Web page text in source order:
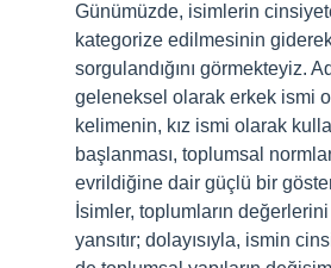
Günümüzde, isimlerin
kategorize edilmesinin
sorgulandığını görmekteyiz.
geleneksel olarak erkek ismi
kelimenin, kız ismi olarak
başlanması, toplumsal
evrildiğine dair güçlü bir
İsimler, toplumların
yansıtır; dolayısıyla, ismin